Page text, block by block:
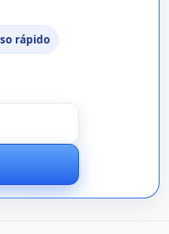
rápido